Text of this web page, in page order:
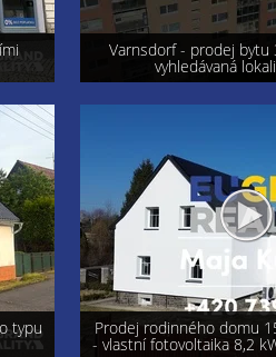
-
Lípa
Varnsdorf - prodej
Varnsdorf - prodej